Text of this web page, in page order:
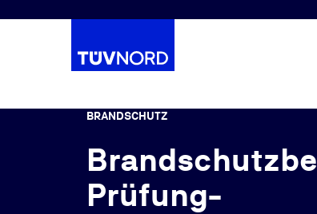
Springe zum Hauptinhalt
BRANDSCHUTZ
Prüfung-